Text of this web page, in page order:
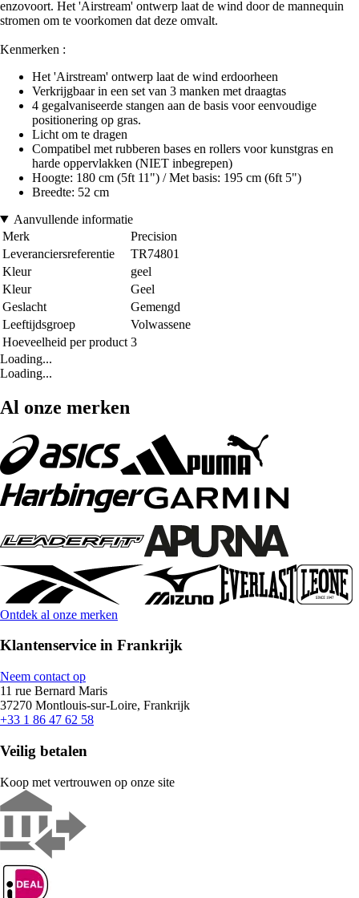
enzovoort. Het 'Airstream' ontwerp laat de wind door de mannequin
stromen om te voorkomen dat deze omvalt.
Kenmerken :
Het 'Airstream' ontwerp laat de wind erdoorheen
Verkrijgbaar in een set van 3 manken met draagtas
4 gegalvaniseerde stangen aan de basis voor eenvoudige
positionering op gras.
Licht om te dragen
Compatibel met rubberen bases en rollers voor kunstgras en
harde oppervlakken (NIET inbegrepen)
Hoogte: 180 cm (5ft 11") / Met basis: 195 cm (6ft 5")
Breedte: 52 cm
Aanvullende informatie
Merk
Precision
Leveranciersreferentie
TR74801
Kleur
geel
Kleur
Geel
Geslacht
Gemengd
Leeftijdsgroep
Volwassene
Hoeveelheid per product 3
Loading...
Loading...
Al onze merken
Ontdek al onze merken
Klantenservice in Frankrijk
Neem contact op
11 rue Bernard Maris
37270 Montlouis-sur-Loire, Frankrijk
+33 1 86 47 62 58
Veilig betalen
Koop met vertrouwen op onze site